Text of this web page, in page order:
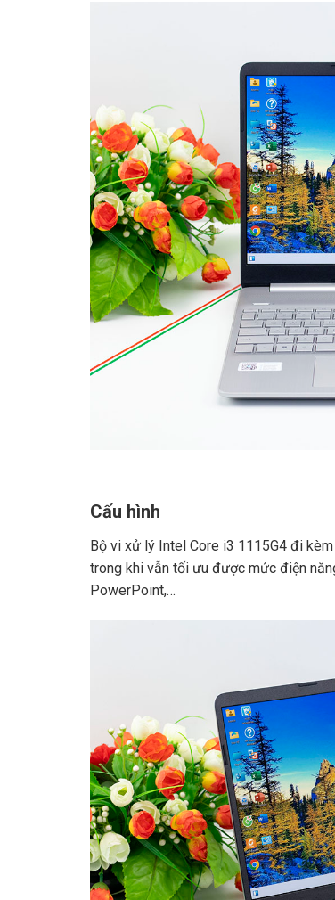
Cấu hình
Bộ vi xử lý Intel Core i3 1115G4 đi
trong khi vẫn tối ưu được mức điện
PowerPoint,…